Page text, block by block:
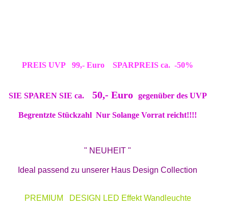
PREIS UVP 99,- Euro SPARPREIS ca. -50%
SIE SPAREN SIE ca. 50,- Euro gegenüber des UVP
Begrentzte Stückzahl Nur Solange Vorrat reicht!!!!
" NEUHEIT "
Ideal passend zu unserer Haus Design Collection
PREMIUM DESIGN LED Effekt Wandleuchte